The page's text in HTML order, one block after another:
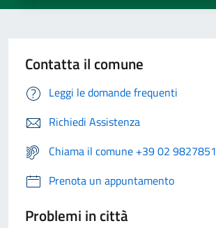
Contatta il comune
Leggi le domande frequenti
Richiedi Assistenza
Chiama il comune +39 02 9827851
Prenota un appuntamento
Problemi in città